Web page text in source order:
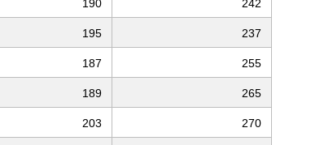
190 242
195 237
187 255
189 265
203 270